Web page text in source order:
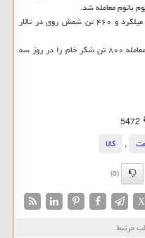
كالای ایران باز معامله ۸۰۰ تن شكر خام را در روز سه
5472
,
كالا
(0)
X
مرتبط